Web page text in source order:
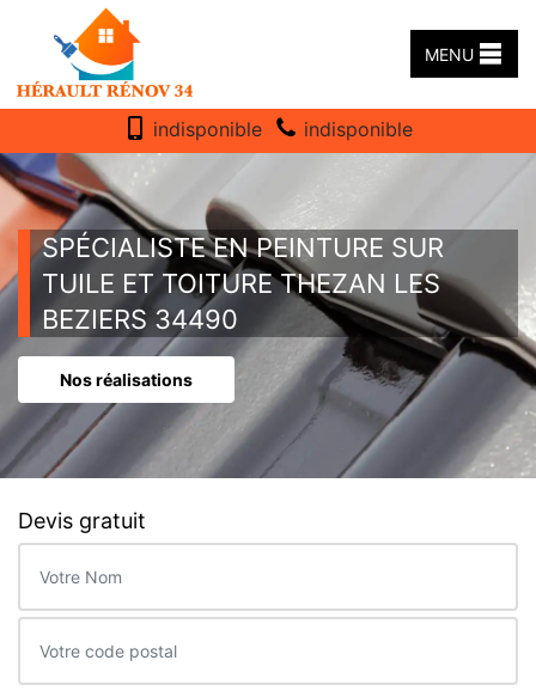
MENU
indisponible indisponible
SPÉCIALISTE EN PEINTURE SUR
TUILE ET TOITURE THEZAN LES
BEZIERS 34490
Nos réalisations
Devis gratuit